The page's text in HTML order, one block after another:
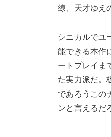
線、天才ゆえ
シニカルでユ
能できる本作
ートプレイま
た実力派だ。
であろうこの
ンと言えるだ